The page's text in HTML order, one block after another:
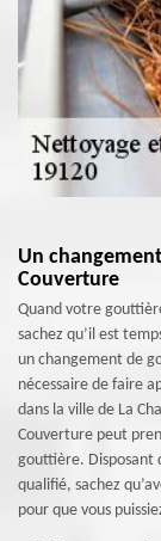
Un
Couverture
Quand votre
sachez qu’il est
un changement de
nécessaire de faire
dans la ville de La
Couverture peut
gouttière. Disposant
qualifié, sachez
pour que vous